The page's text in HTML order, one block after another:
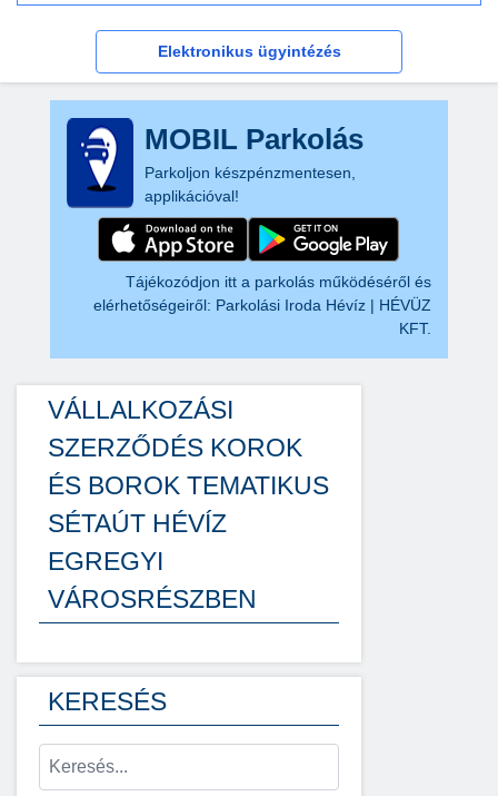
Elektronikus ügyintézés
MOBIL Parkolás
Parkoljon készpénzmentesen,
applikációval!
Tájékozódjon itt a parkolás működéséről és
elérhetőségeiről: Parkolási Iroda Hévíz | HÉVÜZ
KFT.
VÁLLALKOZÁSI
SZERZŐDÉS KOROK
ÉS BOROK TEMATIKUS
SÉTAÚT HÉVÍZ
EGREGYI
VÁROSRÉSZBEN
KERESÉS